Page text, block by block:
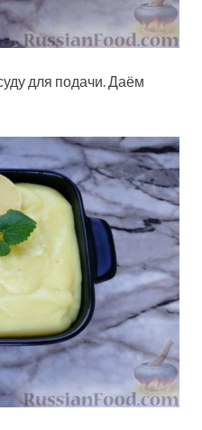
для подачи. Даём